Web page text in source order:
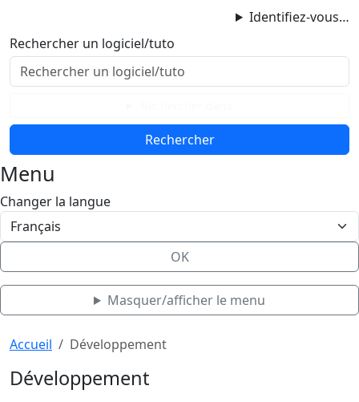
Identifiez-vous…
Contenu principal
Menu
Bas de page
Rechercher un logiciel/tuto
Menu
Changer la langue
OK
Masquer/afficher le menu
Aller au contenu principal
Accueil Développement
Développement